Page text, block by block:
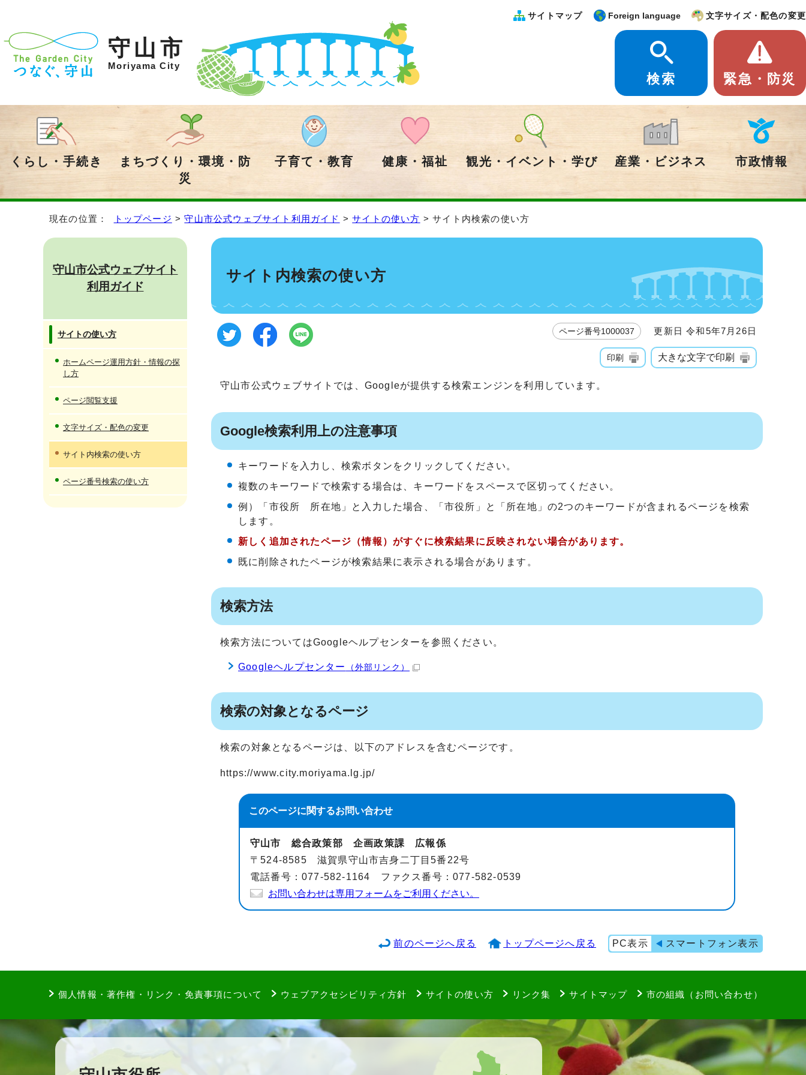
守山市
Moriyama City
サイトマップ Foreign language 文字サイズ・配色の変更
検索 緊急・防災
くらし・手続き
まちづくり・環境・防
災
子育て・教育 健康・福祉 観光・イベント・学び 産業・ビジネス 市政情報
現在の位置： トップページ >守山市公式ウェブサイト利用ガイド >サイトの使い方 > サイト内検索の使い方
サイト内検索の使い方
ページ番号1000037 更新日 令和5年7月26日
印刷 大きな文字で印刷
守山市公式ウェブサイトでは、Googleが提供する検索エンジンを利用しています。
Google検索利用上の注意事項
キーワードを入力し、検索ボタンをクリックしてください。
複数のキーワードで検索する場合は、キーワードをスペースで区切ってください。
例）「市役所 所在地」と入力した場合、「市役所」と「所在地」の2つのキーワードが含まれるページを検索
します。
新しく追加されたページ（情報）がすぐに検索結果に反映されない場合があります。
既に削除されたページが検索結果に表示される場合があります。
検索方法
検索方法についてはGoogleヘルプセンターを参照ください。
Googleヘルプセンター （外部リンク）
検索の対象となるページ
検索の対象となるページは、以下のアドレスを含むページです。
https://www.city.moriyama.lg.jp/
このページに関するお問い合わせ
守山市 総合政策部 企画政策課 広報係
〒524-8585 滋賀県守山市吉身二丁目5番22号
電話番号：077-582-1164 ファクス番号：077-582-0539
お問い合わせは専用フォームをご利用ください。
守山市公式ウェブサイト
利用ガイド
サイトの使い方
ホームページ運用方針・情報の探
し方
ページ閲覧支援
文字サイズ・配色の変更
サイト内検索の使い方
ページ番号検索の使い方
前のページへ戻る トップページへ戻る PC表示 スマートフォン表示
個人情報・著作権・リンク・免責事項について ウェブアクセシビリティ方針 サイトの使い方 リンク集 サイトマップ 市の組織（お問い合わせ）